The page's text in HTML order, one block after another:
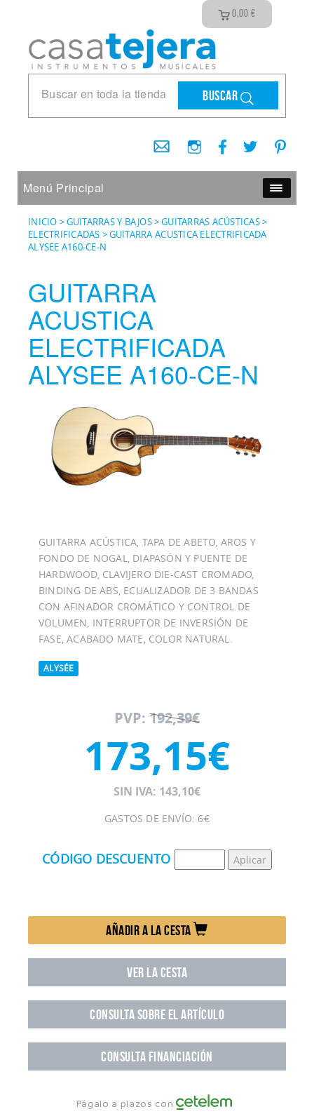
0,00 €
Buscar
Menú Principal
INICIO >GUITARRAS Y BAJOS>GUITARRAS ACÚSTICAS>
ELECTRIFICADAS >GUITARRA ACUSTICA ELECTRIFICADA
ALYSEE A160-CE-N
GUITARRA
ACUSTICA
ELECTRIFICADA
ALYSEE A160-CE-N
GUITARRA ACÚSTICA, TAPA DE ABETO, AROS Y
FONDO DE NOGAL, DIAPASÓN Y PUENTE DE
HARDWOOD, CLAVIJERO DIE-CAST CROMADO,
BINDING DE ABS, ECUALIZADOR DE 3 BANDAS
CON AFINADOR CROMÁTICO Y CONTROL DE
VOLUMEN, INTERRUPTOR DE INVERSIÓN DE
FASE, ACABADO MATE, COLOR NATURAL.
ALYSÉE
PVP: 192,39€
173,15€
SIN IVA: 143,10€
GASTOS DE ENVÍO: 6€
CÓDIGO DESCUENTO
AÑADIR A LA CESTA
VER LA CESTA
CONSULTA SOBRE EL ARTÍCULO
CONSULTA FINANCIACIÓN
Págalo a plazos con